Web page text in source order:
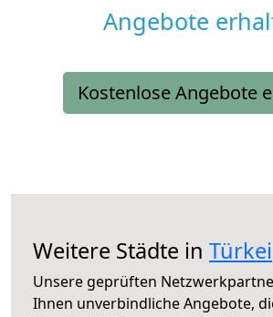
Angebote
Kostenlose Angebote
Weitere Städte in Türkei
Unsere geprüften
Ihnen unverbindliche Angebote,